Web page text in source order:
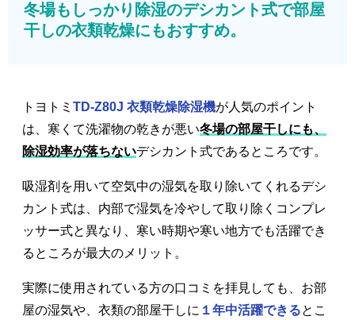
冬場もしっかり除湿のデシカント式で部屋
干しの衣類乾燥にもおすすめ。
トヨトミ TD-Z80J 衣類乾燥除湿機が人気のポイント
は、寒くて洗濯物の乾きが悪い冬場の部屋干しにも、
除湿効率が落ちないデシカント式であるところです。
吸湿剤を用いて空気中の湿気を取り除いてくれるデシ
カント式は、内部で湿気を冷やして取り除くコンプレ
ッサー式と異なり、寒い時期や寒い地方でも活躍でき
るところが最大のメリット。
実際に使用されている方の口コミを拝見しても、お部
屋の湿気や、衣類の部屋干しに １年中活躍できるとこ